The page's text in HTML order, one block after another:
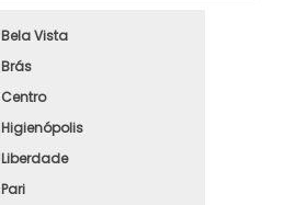
Bela Vista
Brás
Centro
Higienópolis
Liberdade
Pari